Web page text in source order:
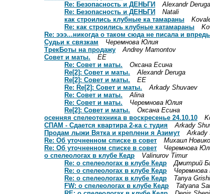
Re: Безопасность и ДЕНЬГИ
Alexandr Deruga
Re: Безопасность и ДЕНЬГИ
Natali
как строились клубные ка тамараны
Re: как строились клубные катамараны
Re: эээ...никогда о таком сюда не писала и
Судьи к связкам
Черемнова Юлия
ТрекБоты на продажу
Andrey Mamontov
Совет и маты.
ЕE
Re: Совет и маты.
Оксана Есина
Re[2]: Совет и маты.
Alexandr Deruga
Re[2]: Совет и маты.
ЕE
Re: Re[2]: Совет и маты.
Arkady Shuvaev
Re: Совет и маты.
Alina
Re: Совет и маты.
Черемнова Юлия
Re[2]: Совет и маты.
Оксана Есина
осенняя спелеотехника в воскресенье 24.10.10
СПАМ - Сдается квартира 2-ка с тудия
Arkady
Продам лыжи Вятка и креплени я Азимут
Arkady
Re: Об уточненном списке в совет
Михаил
Re: Об уточненном списке в совет
Черемнова
о спелеологах в клубе Кедр
Valinurov Timur
Re: о спелеологах в клубе Кедр
Дмитрий
Re: о спелеологах в клубе Кедр
Re: о спелеологах в клубе Кедр
Tanya
FW: о спелеологах в клубе Кедр
Tatyana